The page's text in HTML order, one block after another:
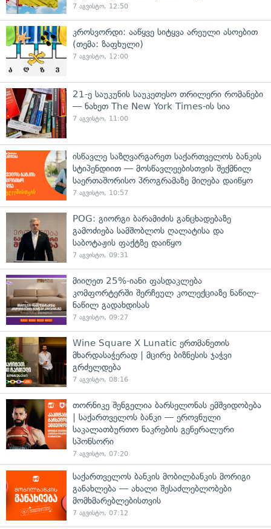
7 აგვისტო, 12:50
კროსვორდი: ააწყვე სიტყვა არეული ასოებით
(თემა: ზაფხული)
7 აგვისტო, 12:00
21-ე საუკუნის საუკეთესო თრილერი რომანები
— ნახეთ The New York Times-ის სია
7 აგვისტო, 11:00
ისწავლე საზღვარგარეთ საქართველოს ბანკის
სტიპენდიით — მოსწავლეებისთვის შექმნილ
საერთაშორისო პროგრამაზე მიღება დაიწყო
7 აგვისტო, 10:57
POG: გიორგი ბარამიძის განცხადებაზე
გამოძიება სამშობლოს ღალატისა და
საბოტაჟის ფაქტზე დაიწყო
7 აგვისტო, 09:31
მიიღეთ 25%-იანი ფასდაკლება
კომფორტერში შერჩეულ კოლექციაზე ნაწილ-
ნაწილ გადახდისას
7 აგვისტო, 09:27
Wine Square X Lunatic ერთმანეთის
მხარდასაჭერად | მცირე ბიზნესის ჯაჭვი
გრძელდება
7 აგვისტო, 08:16
თორნიკე შენგელია ბარსელონას ემშვიდობება
| საქართველოს ბანკი — ეროვნული
საკალათბურთო ნაკრების გენერალური
სპონსორი
7 აგვისტო, 07:20
საქართველოს ბანკის მობილბანკის მორიგი
განახლება — ახალი შესაძლებლობები
მომხმარებლებისთვის
7 აგვისტო, 07:12